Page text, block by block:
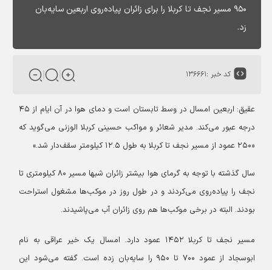
۹۵۰ مسیر نجف تا کربلا را برای زائران پیاده‌روی اربعین سایه‌بان
زد.
کد خبر :۱۳۶۶۶۱
عقیق: اربعین امسال در وسط تابستان است و دمای هوا در آن ایام از ۴۵
درجه عبور می‌کند. مدیر شعائر و مواکب حسینی کربلا الوزنی می‌گوید که
سال گذشته با توجه به گرمای هوا بیشتر زائران شبها مسیر ۸۰ کیلومتری تا
نجف را پیاده‌روی می‌کردند و در طول روز در موکب‌ها مشغول استراحت
بودند. البته در برخی موکب‌ها هم روی زائران آب می‌پاشیدند.
مسیر نجف تا کربلا ۱۴۵۲ عمود دارد. امسال یک خیر عراقی به نام
ابوسجاد از عمود ۷۰۰ تا ۹۵۰ را سایه‌بان زده است. گفته می‌شود این